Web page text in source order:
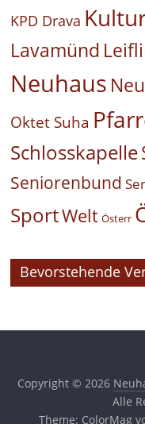
KPD Drava
Lavamünd
Neuhaus
Oktet Suha
Schlosskapelle
Seniorenbund
SportWelt Österr
Bevorstehende
Copyright © 2026
Alle
Theme: ColorMag